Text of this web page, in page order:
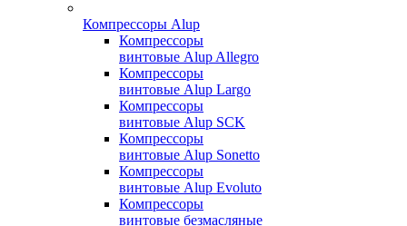
Компрессоры Alup
Компрессоры
винтовые Alup Allegro
Компрессоры
винтовые Alup Largo
Компрессоры
винтовые Alup SCK
Компрессоры
винтовые Alup Sonetto
Компрессоры
винтовые Alup Evoluto
Компрессоры
винтовые безмасляные